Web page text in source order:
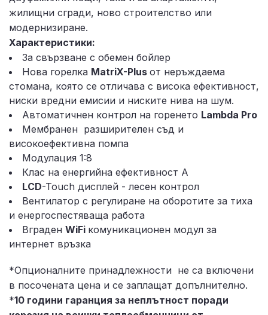
жилищни сгради, ново строителство или
модернизиране.
Характеристики:
За свързване с обемен бойлер
Нова горелка MatriX-Plus от неръждаема
стомана, която се отличава с висока ефективност,
ниски вредни емисии и ниските нива на шум.
Автоматичнен контрол на горенето Lambda Pro
Мембранен разширителен съд и
високоефективна помпа
Модулация 1:8
Клас на енергийна ефективност А
LCD-Touch дисплей - лесен контрол
Вентилатор с регулиране на оборотите за тиха
и енергоспестяваща работа
Вграден WiFi комуникационен модул за
интернет връзка
*Опционалните принадлежности не са включени
в посочената цена и се заплащат допълнително.
*10 години гаранция за неплътност поради